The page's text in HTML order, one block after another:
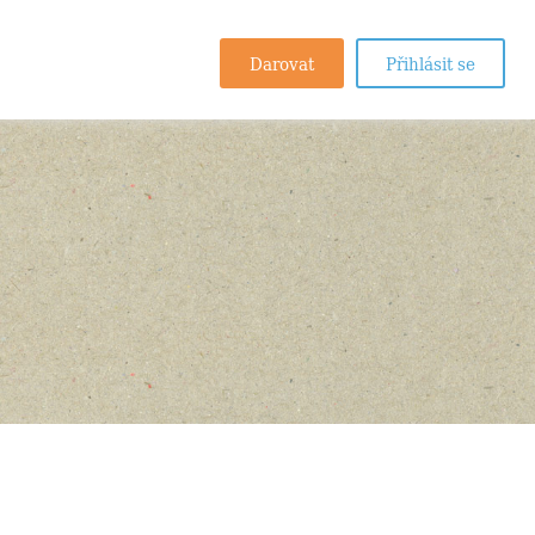
Darovat Přihlásit se